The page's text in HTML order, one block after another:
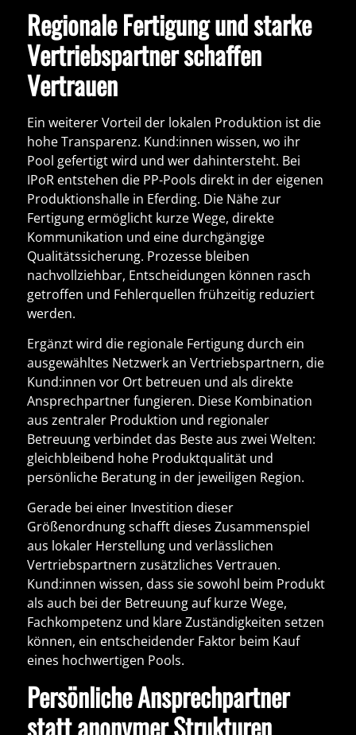
Regionale Fertigung und starke
Vertriebspartner schaffen
Vertrauen
Ein weiterer Vorteil der lokalen Produktion ist die
hohe Transparenz. Kund:innen wissen, wo ihr
Pool gefertigt wird und wer dahintersteht. Bei
IPoR entstehen die PP-Pools direkt in der eigenen
Produktionshalle in Eferding. Die Nähe zur
Fertigung ermöglicht kurze Wege, direkte
Kommunikation und eine durchgängige
Qualitätssicherung. Prozesse bleiben
nachvollziehbar, Entscheidungen können rasch
getroffen und Fehlerquellen frühzeitig reduziert
werden.
Ergänzt wird die regionale Fertigung durch ein
ausgewähltes Netzwerk an Vertriebspartnern, die
Kund:innen vor Ort betreuen und als direkte
Ansprechpartner fungieren. Diese Kombination
aus zentraler Produktion und regionaler
Betreuungverbindet das Beste aus zwei Welten:
gleichbleibend hohe Produktqualität und
persönliche Beratung in der jeweiligen Region.
Gerade bei einer Investition dieser
Größenordnung schafft dieses Zusammenspiel
aus lokaler Herstellung und verlässlichen
Vertriebspartnern zusätzliches Vertrauen.
Kund:innen wissen, dass sie sowohl beim Produkt
als auch bei der Betreuung auf kurze Wege,
Fachkompetenz und klare Zuständigkeiten setzen
können, ein entscheidender Faktor beim Kauf
eines hochwertigen Pools.
Persönliche Ansprechpartner
statt anonymer Strukturen